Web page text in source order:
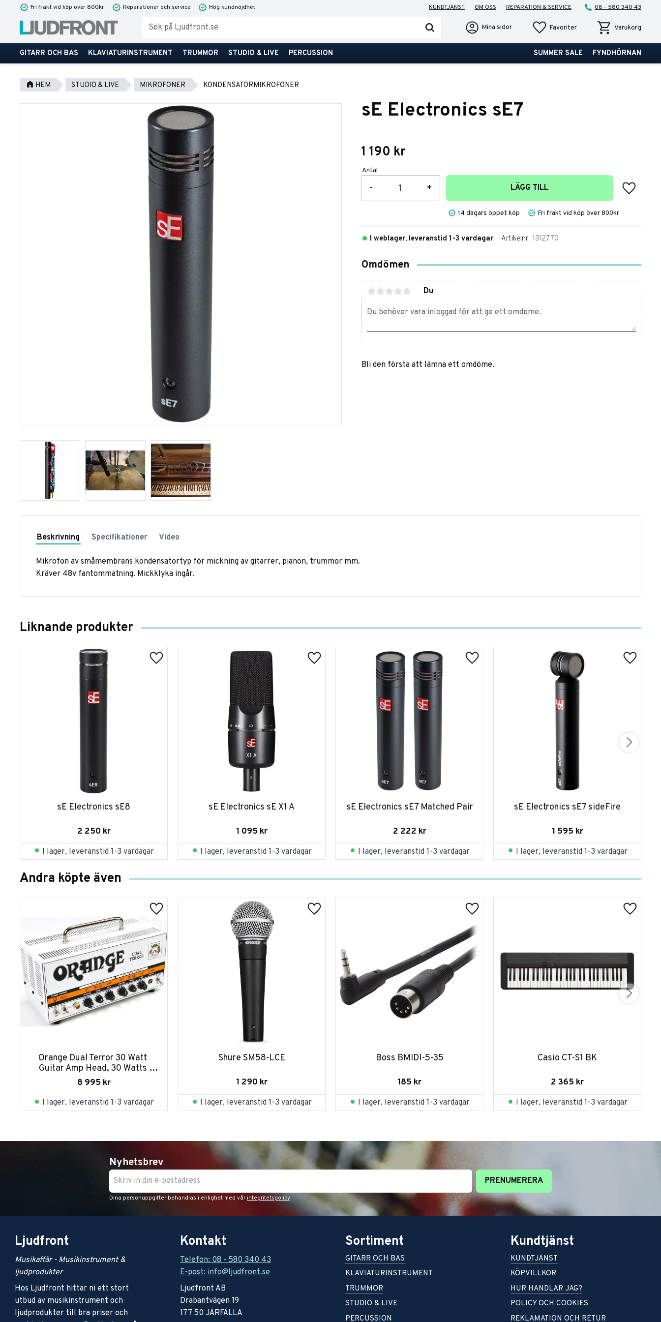
Fri frakt vid köp över 800kr Reparationer och service Hög kundnöjdhet KUNDTJÄNST OM OSS REPARATION & SERVICE 08 - 580 340 43
Mina sidor FavoriterFavoriter KundvagnVarukorg
GITARR OCH BAS KLAVIATURINSTRUMENT TRUMMOR STUDIO & LIVE PERCUSSION SUMMER SALE FYNDHÖRNAN
HEM STUDIO & LIVE MIKROFONER KONDENSATORMIKROFONER
sE Electronics sE7
1 190 kr
Antal
+
- LÄGG TILL
Lägg till
14 dagars öppet köp Fri frakt vid köp över 800kr
I weblager, leveranstid 1-3 vardagar Artikelnr 1312770
Omdömen
Du
Bli den första att lämna ett omdöme.
Beskrivning Specifikationer Video
Mikrofon av småmembrans kondensatortyp för mickning av gitarrer, pianon, trummor mm.
Kräver 48v fantommatning. Mickklyka ingår.
Liknande produkter
sE Electronics sE8
2 250 kr
I lager, leveranstid 1-3 vardagar
sE Electronics sE X1 A
1 095 kr
I lager, leveranstid 1-3 vardagar
sE Electronics sE7 Matched Pair
2 222 kr
I lager, leveranstid 1-3 vardagar
sE Electronics sE7 sideFire
1 595 kr
I lager, leveranstid 1-3 vardagar
Andra köpte även
Orange Dual Terror 30 Watt
Guitar Amp Head, 30 Watts
Class A
8 995 kr
I lager, leveranstid 1-3 vardagar
Shure SM58-LCE
1 290 kr
I lager, leveranstid 1-3 vardagar
Boss BMIDI-5-35
185 kr
I lager, leveranstid 1-3 vardagar
Casio CT-S1 BK
2 365 kr
I lager, leveranstid 1-3 vardagar
Nyhetsbrev
PRENUMERERA
Dina personuppgifter behandlas i enlighet med vår integritetspolicy.
Ljudfront
Musikaffär - Musikinstrument &
ljudprodukter
Hos Ljudfront hittar ni ett stort
utbud av musikinstrument och
ljudprodukter till bra priser och
Kontakt
Telefon: 08 - 580 340 43
E-post: info@ljudfront.se
Ljudfront AB
Drabantvägen 19
177 50 JÄRFÄLLA
Sortiment
GITARR OCH BAS
KLAVIATURINSTRUMENT
TRUMMOR
STUDIO & LIVE
PERCUSSION
Kundtjänst
KUNDTJÄNST
KÖPVILLKOR
HUR HANDLAR JAG?
POLICY OCH COOKIES
REKLAMATION OCH RETUR